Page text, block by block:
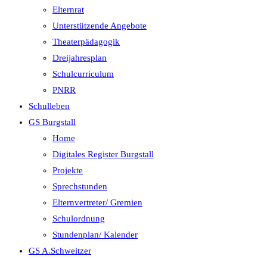
Elternrat
Unterstützende Angebote
Theaterpädagogik
Dreijahresplan
Schulcurriculum
PNRR
Schulleben
GS Burgstall
Home
Digitales Register Burgstall
Projekte
Sprechstunden
Elternvertreter/ Gremien
Schulordnung
Stundenplan/ Kalender
GS A.Schweitzer